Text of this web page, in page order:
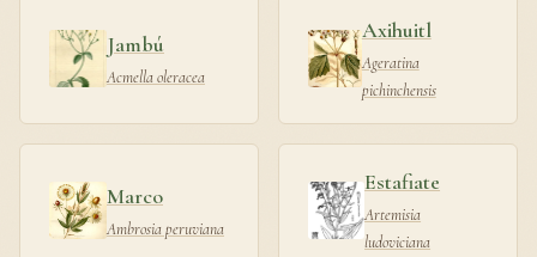
Jambú
Acmella oleracea
Axihuitl
Ageratina
pichinchensis
Marco
Ambrosia peruviana
Estafiate
Artemisia
ludoviciana